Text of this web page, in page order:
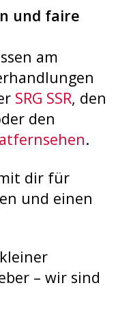
und faire
am
SRG SSR, den
den
.
dir für
und einen
– wir sind